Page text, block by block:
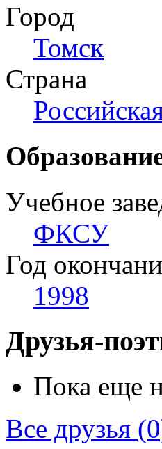
Город
Томск
Страна
Учебное
ФКСУ
Год
1998
Друзья-
Пока еще
Все друзья